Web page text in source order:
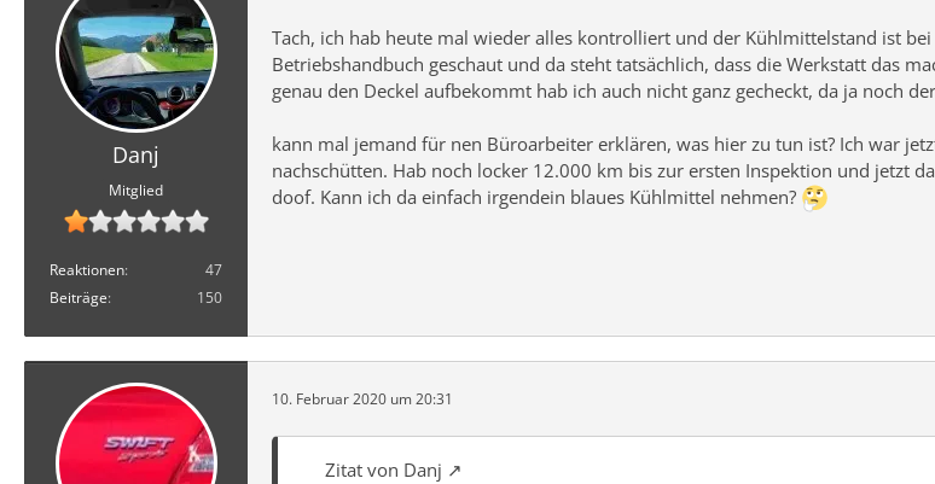
Danj
Mitglied
Reaktionen
47
Beiträge
150
Tach, ich hab heute mal wieder alles kontrolliert und der Kühlmittelstand ist
Betriebshandbuch geschaut und da steht tatsächlich, dass die Werkstatt das
genau den Deckel aufbekommt hab ich auch nicht ganz gecheckt, da ja noch
kann mal jemand für nen Büroarbeiter erklären, was hier zu tun ist? Ich war
nachschütten. Hab noch locker 12.000 km bis zur ersten Inspektion und jetzt
doof. Kann ich da einfach irgendein blaues Kühlmittel nehmen?
10. Februar 2020 um 20:31
Zitat von Danj